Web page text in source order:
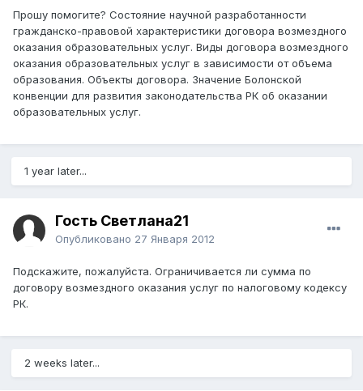
Прошу помогите? Состояние научной разработанности
гражданско-правовой характеристики договора возмездного
оказания образовательных услуг. Виды договора возмездного
оказания образовательных услуг в зависимости от объема
образования. Объекты договора. Значение Болонской
конвенции для развития законодательства РК об оказании
образовательных услуг.
1 year later...
Гость Светлана21
Опубликовано 27 Января 2012
Подскажите, пожалуйста. Ограничивается ли сумма по
договору возмездного оказания услуг по налоговому кодексу
РК.
2 weeks later...